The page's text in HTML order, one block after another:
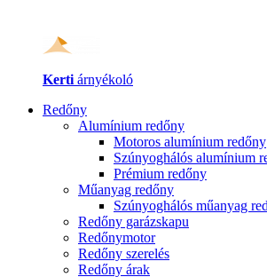
Kerti árnyékoló
Redőny
Alumínium redőny
Motoros alumínium redőny
Szúnyoghálós alumínium
Prémium redőny
Műanyag redőny
Szúnyoghálós műanyag
Redőny garázskapu
Redőnymotor
Redőny szerelés
Redőny árak